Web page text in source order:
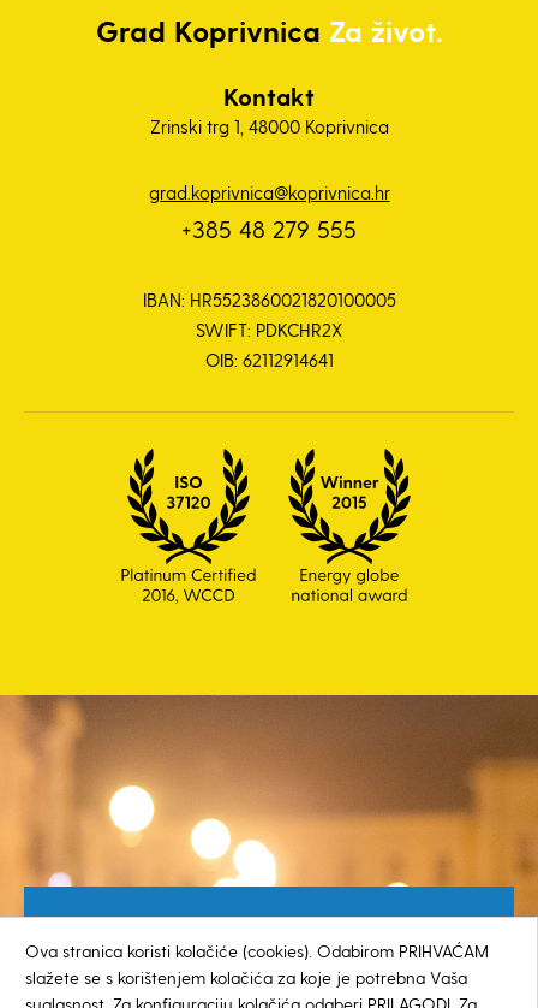
Grad Koprivnica Za život.
Kontakt
Zrinski trg 1, 48000 Koprivnica
grad.koprivnica@koprivnica.hr
+385 48 279 555
IBAN: HR5523860021820100005
SWIFT: PDKCHR2X
OIB: 62112914641
0800 385 048
Ova stranica koristi kolačiće (cookies). Odabirom PRIHVAĆAM
slažete se s korištenjem kolačića za koje je potrebna Vaša